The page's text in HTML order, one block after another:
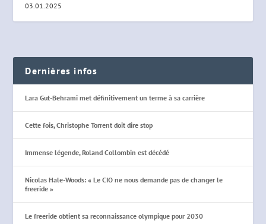
03.01.2025
Dernières infos
Lara Gut-Behrami met définitivement un terme à sa carrière
Cette fois, Christophe Torrent doit dire stop
Immense légende, Roland Collombin est décédé
Nicolas Hale-Woods: « Le CIO ne nous demande pas de changer le
freeride »
Le freeride obtient sa reconnaissance olympique pour 2030